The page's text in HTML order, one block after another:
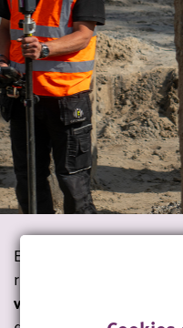
Een 3D-scan biedt een
realiseren van een
verificatie